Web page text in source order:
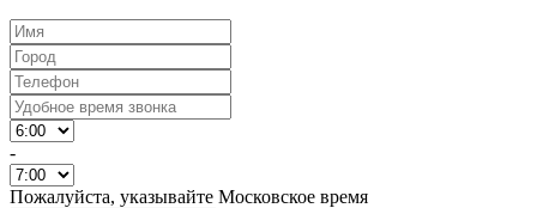
-
Пожалуйста, указывайте Московское время